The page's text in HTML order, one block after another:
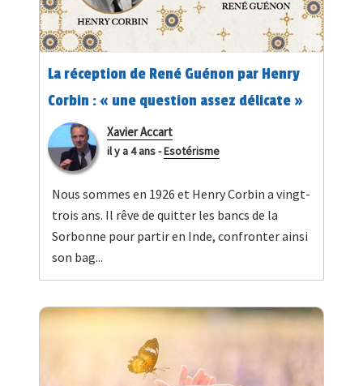
La réception de René Guénon par Henry
Corbin : « une question assez délicate »
Xavier Accart
il y a 4 ans-Esotérisme
Nous sommes en 1926 et Henry Corbin a vingt-
trois ans. Il rêve de quitter les bancs de la
Sorbonne pour partir en Inde, confronter ainsi
son bag...